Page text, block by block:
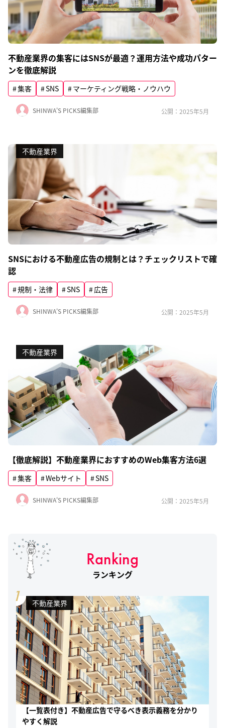
不動産業界の集客にはSNSが最適？運用方法や成功パター
ンを徹底解説
集客 SNS マーケティング戦略・ノウハウ
SHINWA'S PICKS編集部 公開：2025年5月
不動産業界
SNSにおける不動産広告の規制とは？チェックリストで確
認
規制・法律 SNS 広告
SHINWA'S PICKS編集部 公開：2025年5月
不動産業界
【徹底解説】不動産業界におすすめのWeb集客方法6選
集客 Webサイト SNS
SHINWA'S PICKS編集部 公開：2025年5月
Ranking
ランキング
1 不動産業界
【一覧表付き】不動産広告で守るべき表示義務を分かり
やすく解説